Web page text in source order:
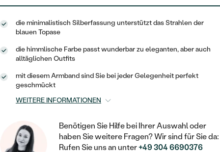
V-FORM
VINTAGE
AUSSERGEWÖHNLICHE
VON HAND GRAVIERTE
VINTAGE
AUSSERGEWÖHNLICH
GESTALTE EINEN RING
DIAMANTEN ZUM EINFASSEN
NACH TYP
OHRRINGE
RINGE
ANHÄNGER / KETTEN
ARMBÄNDER
SCHMUCKSET
HERRENSCHMUCK
OHRSTECKER
MINIMALISTISCHE
OHRHÄNGER
HERZ
NACH STYL
SOLITÄR
ZUR GEBURT EINES KINDES
PERSONALISIERT
MINIMALISTISCH
MEDAILLON
GOLD
SILBER
PLATIN
NACH STYL
MEMOIRE
MINIMALISTISCHE
die minimalistisch Silberfassung unterstützt das Strahlen der
blauen Topase
die himmlische Farbe passt wunderbar zu eleganten, aber auch
alltäglichen Outfits
mit diesem Armband sind Sie bei jeder Gelegenheit perfekt
geschmückt
WEITERE INFORMATIONEN
Benötigen Sie Hilfe bei Ihrer Auswahl oder
haben Sie weitere Fragen? Wir sind für Sie da:
Rufen Sie uns an unter+49 304 6690376